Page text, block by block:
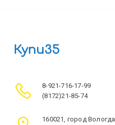
Купи35
8-921-716-17-99
(8172)21-85-74
160021, город Вологда